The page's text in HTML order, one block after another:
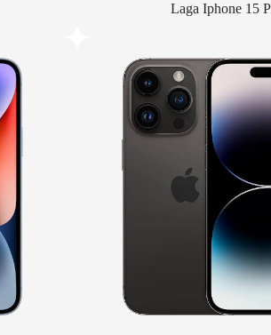
Laga Iphone 15